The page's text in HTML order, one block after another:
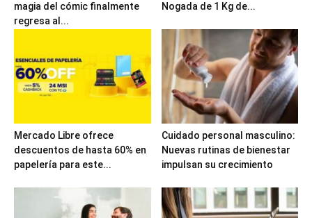
magia del cómic finalmente
regresa al...
Nogada de 1 Kg de...
Mercado Libre ofrece
descuentos de hasta 60% en
papelería para este...
Cuidado personal masculino:
Nuevas rutinas de bienestar
impulsan su crecimiento